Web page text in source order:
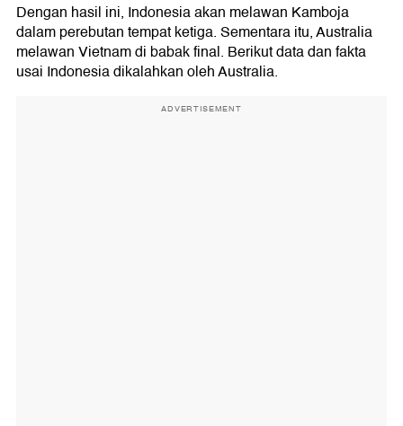
Dengan hasil ini, Indonesia akan melawan Kamboja
dalam perebutan tempat ketiga. Sementara itu, Australia
melawan Vietnam di babak final. Berikut data dan fakta
usai Indonesia dikalahkan oleh Australia.
ADVERTISEMENT